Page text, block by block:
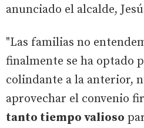
anunciado el alcalde,
"Las familias no
finalmente se ha optado
colindante a la anterior,
aprovechar el convenio
tanto tiempo valioso